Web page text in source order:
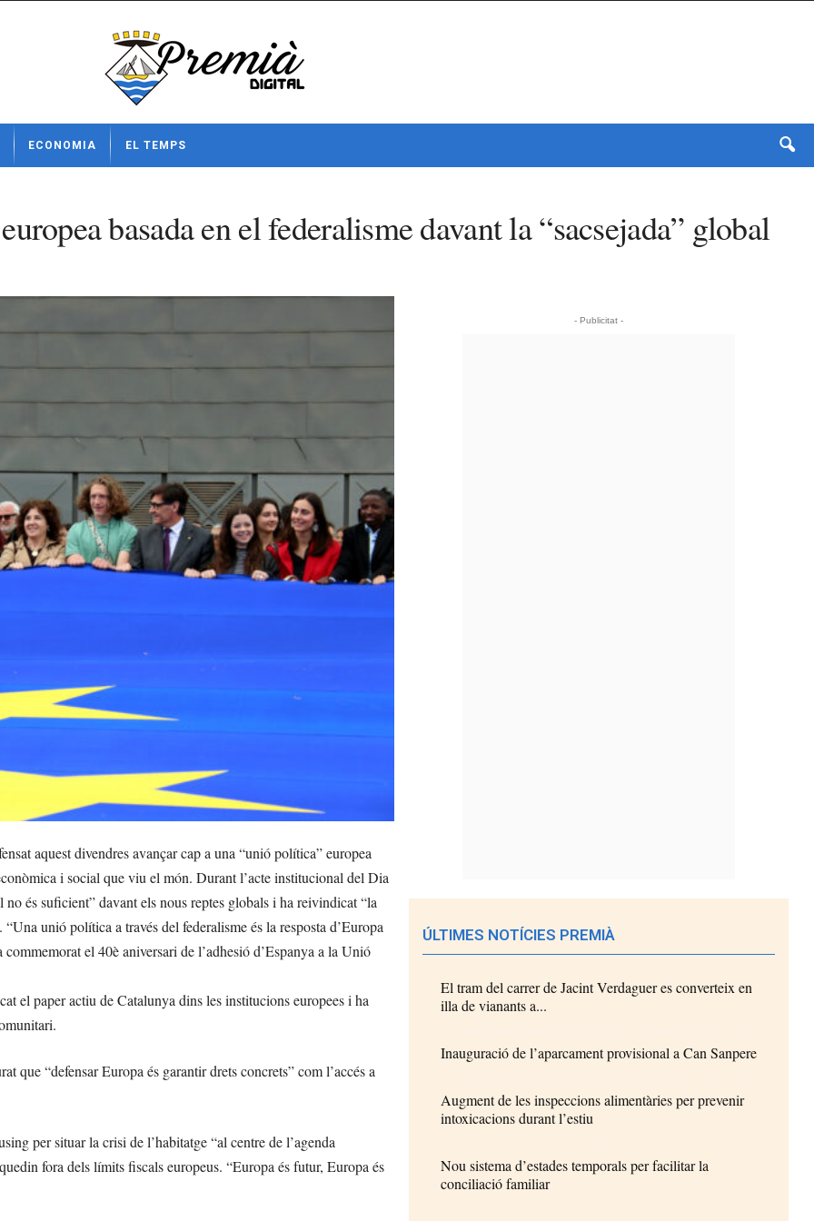
ECONOMIA EL TEMPS
basada en el federalisme davant la “sacsejada” global
aquest divendres avançar cap a una “unió política” europea
i social que viu el món. Durant l’acte institucional del Dia
és suficient” davant els nous reptes globals i ha reivindicat “la
unió política a través del federalisme és la resposta d’Europa
el 40è aniversari de l’adhesió d’Espanya a la Unió
el paper actiu de Catalunya dins les institucions europees i ha
que “defensar Europa és garantir drets concrets” com l’accés a
per situar la crisi de l’habitatge “al centre de l’agenda
fora dels límits fiscals europeus. “Europa és futur, Europa és
- Publicitat -
ÚLTIMES NOTÍCIES PREMIÀ
El tram del carrer de Jacint Verdaguer es converteix en
illa de vianants a...
Inauguració de l’aparcament provisional a Can Sanpere
Augment de les inspeccions alimentàries per prevenir
intoxicacions durant l’estiu
Nou sistema d’estades temporals per facilitar la
conciliació familiar